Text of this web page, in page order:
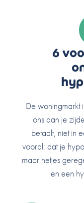
6
De woningmarkt
ons aan je
betaalt, niet in
vooral: dat je
maar netjes
en een